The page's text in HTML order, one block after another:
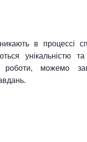
в процессі
унікальністю
роботи, можемо